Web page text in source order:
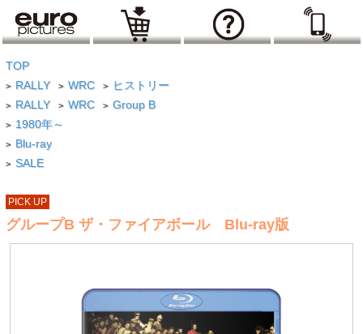
TOP
> RALLY > WRC > ヒストリー
> RALLY > WRC > Group B
> 1980年～
> Blu-ray
> SALE
PICK UP
グループB ザ・ファイアボール Blu-ray版